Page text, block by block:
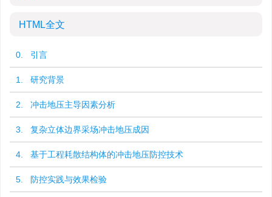
HTML全文
0. 引言
1. 研究背景
2. 冲击地压主导因素分析
3. 复杂立体边界采场冲击地压成因
4. 基于工程耗散结构体的冲击地压防控技术
5. 防控实践与效果检验